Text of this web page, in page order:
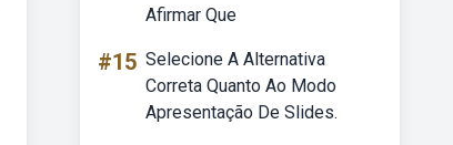
Afirmar Que
#15 Selecione A Alternativa
Correta Quanto Ao Modo
Apresentação De Slides.